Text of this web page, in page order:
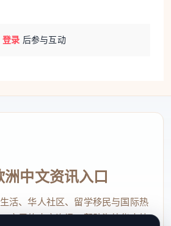
登录 后参与互动
中文资讯入口
活、华人社区、留学移民与国际热
实用的中文资讯，帮助海外华人快